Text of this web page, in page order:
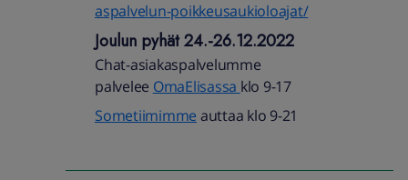
aspalvelun-poikkeusaukioloajat/
Joulun pyhät 24.-26.12.2022
Chat-asiakaspalvelumme
palvelee OmaElisassa klo 9-17
Sometiimimme auttaa klo 9-21